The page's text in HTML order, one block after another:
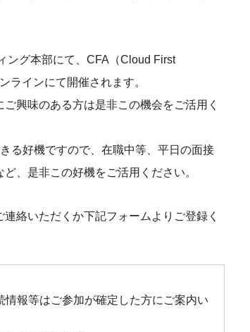
ング本部にて、CFA（Cloud First
ラインにて開催されます。
興味のある方は是非この機会をご活用く
る好機ですので、在職中等、平日の面接
、是非この好機をご活用ください。
絡いただくか下記フォームよりご登録く
報等はご参加が確定した方にご案内い